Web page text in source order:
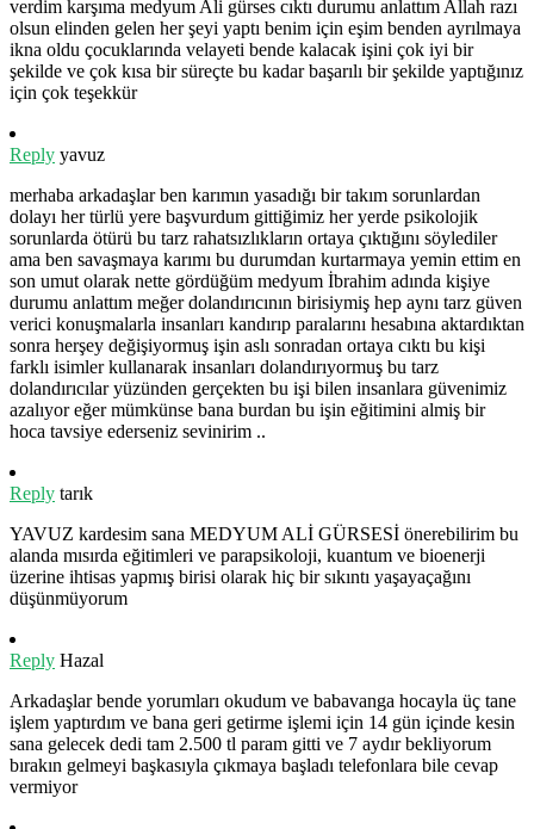
verdim karşıma medyum Ali gürses cıktı durumu anlattım Allah razı
olsun elinden gelen her şeyi yaptı benim için eşim benden ayrılmaya
ikna oldu çocuklarında velayeti bende kalacak işini çok iyi bir
şekilde ve çok kısa bir süreçte bu kadar başarılı bir şekilde yaptığınız
için çok teşekkür
Reply yavuz
merhaba arkadaşlar ben karımın yasadığı bir takım sorunlardan
dolayı her türlü yere başvurdum gittiğimiz her yerde psikolojik
sorunlarda ötürü bu tarz rahatsızlıkların ortaya çıktığını söylediler
ama ben savaşmaya karımı bu durumdan kurtarmaya yemin ettim en
son umut olarak nette gördüğüm medyum İbrahim adında kişiye
durumu anlattım meğer dolandırıcının birisiymiş hep aynı tarz güven
verici konuşmalarla insanları kandırıp paralarını hesabına aktardıktan
sonra herşey değişiyormuş işin aslı sonradan ortaya cıktı bu kişi
farklı isimler kullanarak insanları dolandırıyormuş bu tarz
dolandırıcılar yüzünden gerçekten bu işi bilen insanlara güvenimiz
azalıyor eğer mümkünse bana burdan bu işin eğitimini almiş bir
hoca tavsiye ederseniz sevinirim ..
Reply tarık
YAVUZ kardesim sana MEDYUM ALİ GÜRSESİ önerebilirim bu
alanda mısırda eğitimleri ve parapsikoloji, kuantum ve bioenerji
üzerine ihtisas yapmış birisi olarak hiç bir sıkıntı yaşayaçağını
düşünmüyorum
Reply Hazal
Arkadaşlar bende yorumları okudum ve babavanga hocayla üç tane
işlem yaptırdım ve bana geri getirme işlemi için 14 gün içinde kesin
sana gelecek dedi tam 2.500 tl param gitti ve 7 aydır bekliyorum
bırakın gelmeyi başkasıyla çıkmaya başladı telefonlara bile cevap
vermiyor